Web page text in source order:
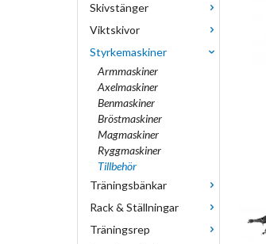
Skivstänger
Viktskivor
Styrkemaskiner
Armmaskiner
Axelmaskiner
Benmaskiner
Bröstmaskiner
Magmaskiner
Ryggmaskiner
Tillbehör
Träningsbänkar
Rack & Ställningar
Träningsrep